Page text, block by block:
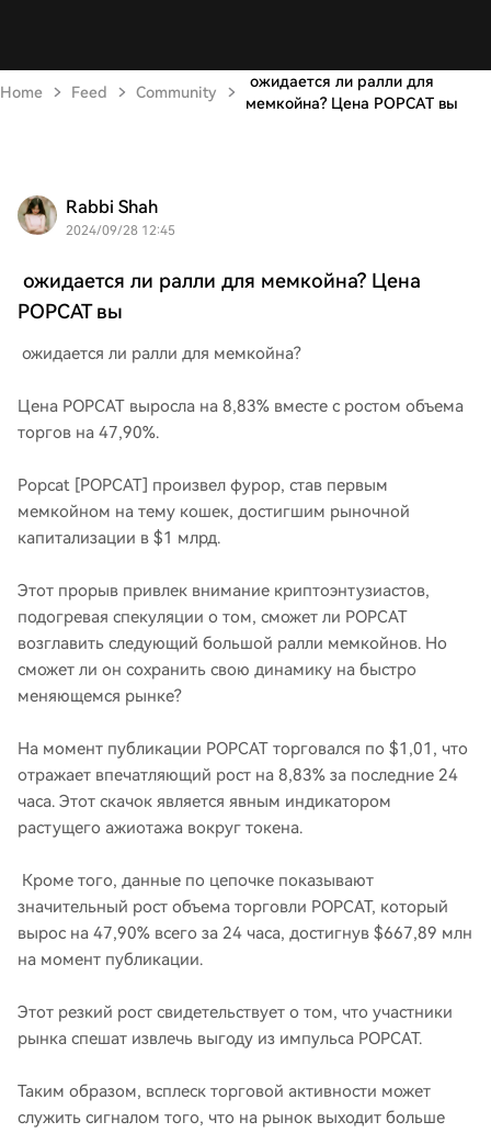
Home Feed Community
ожидается ли ралли для
мемкойна? Цена POPCAT вы
Rabbi Shah
2024/09/28 12:45
ожидается ли ралли для мемкойна? Цена
POPCAT вы
ожидается ли ралли для мемкойна?
Цена POPCAT выросла на 8,83% вместе с ростом объема
торгов на 47,90%.
Popcat [POPCAT] произвел фурор, став первым
мемкойном на тему кошек, достигшим рыночной
капитализации в $1 млрд.
Этот прорыв привлек внимание криптоэнтузиастов,
подогревая спекуляции о том, сможет ли POPCAT
возглавить следующий большой ралли мемкойнов. Но
сможет ли он сохранить свою динамику на быстро
меняющемся рынке?
На момент публикации POPCAT торговался по $1,01, что
отражает впечатляющий рост на 8,83% за последние 24
часа. Этот скачок является явным индикатором
растущего ажиотажа вокруг токена.
Кроме того, данные по цепочке показывают
значительный рост объема торговли POPCAT, который
вырос на 47,90% всего за 24 часа, достигнув $667,89 млн
на момент публикации.
Этот резкий рост свидетельствует о том, что участники
рынка спешат извлечь выгоду из импульса POPCAT.
Таким образом, всплеск торговой активности может
служить сигналом того, что на рынок выходит больше